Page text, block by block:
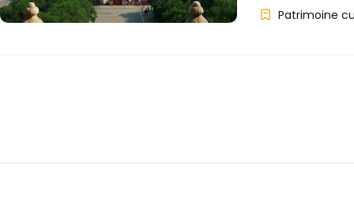
Patrimoine